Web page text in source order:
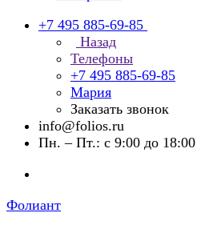
+7 495 885-69-85
Назад
Телефоны
+7 495 885-69-85
Мария
Заказать звонок
info@folios.ru
Пн. – Пт.: с 9:00 до 18:00
Фолиант